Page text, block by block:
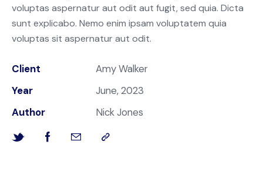
voluptas aspernatur aut odit aut fugit, sed quia. Dicta
sunt explicabo. Nemo enim ipsam voluptatem quia
voluptas sit aspernatur aut odit.
Client
Amy Walker
Year
June, 2023
Author
Nick Jones